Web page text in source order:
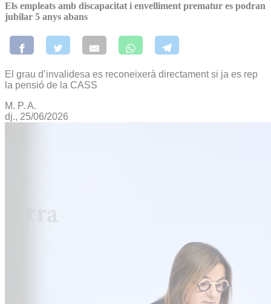
Els empleats amb discapacitat i envelliment prematur es podran
jubilar 5 anys abans
El grau d’invalidesa es reconeixerà directament si ja es rep
la pensió de la CASS
M. P. A.
dj., 25/06/2026